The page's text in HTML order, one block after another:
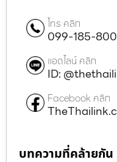
โทร คลิก
099-185-
แอดไลน์ คลิก
ID:
Facebook คลิก
บทความที่คล้ายกัน